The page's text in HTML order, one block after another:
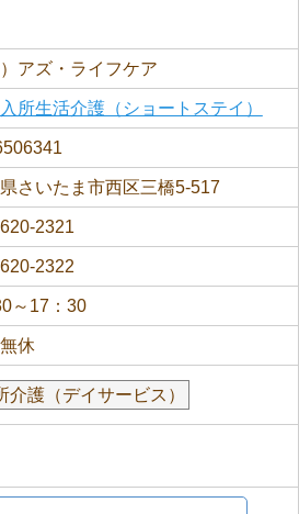
）アズ・ライフケア
所生活介護（ショートステイ）
さいたま市西区三橋5-517
2321
2322
～17：30
休
介護（デイサービス）